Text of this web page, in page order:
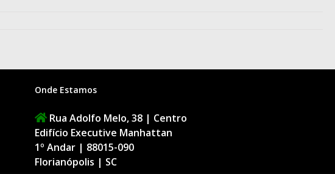
Onde Estamos
Rua Adolfo Melo, 38 | Centro
Edifício Executive Manhattan
1º Andar | 88015-090
Florianópolis | SC